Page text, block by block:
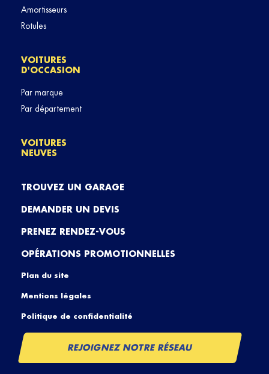
Amortisseurs
Rotules
VOITURES
D'OCCASION
Par marque
Par département
VOITURES
NEUVES
TROUVEZ UN GARAGE
DEMANDER UN DEVIS
PRENEZ RENDEZ-VOUS
OPÉRATIONS PROMOTIONNELLES
Plan du site
Mentions légales
Politique de confidentialité
REJOIGNEZ NOTRE RÉSEAU